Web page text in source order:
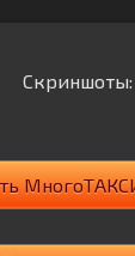
Скриншоты: